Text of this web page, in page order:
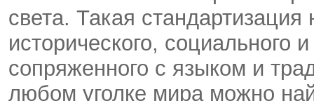
света. Такая
исторического, социального
сопряженного с языком и
любом уголке мира можно